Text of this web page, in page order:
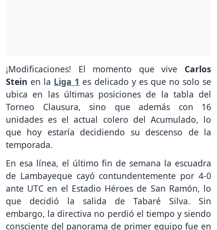
¡Modificaciones! El momento que vive Carlos
Stein en la Liga 1 es delicado y es que no solo se
ubica en las últimas posiciones de la tabla del
Torneo Clausura, sino que además con 16
unidades es el actual colero del Acumulado, lo
que hoy estaría decidiendo su descenso de la
temporada.
En esa línea, el último fin de semana la escuadra
de Lambayeque cayó contundentemente por 4-0
ante UTC en el Estadio Héroes de San Ramón, lo
que decidió la salida de Tabaré Silva. Sin
embargo, la directiva no perdió el tiempo y siendo
consciente del panorama de primer equipo fue en